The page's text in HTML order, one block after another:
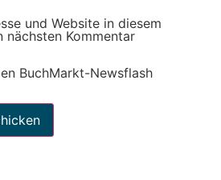
und Website in diesem
nächsten Kommentar
BuchMarkt-Newsflash